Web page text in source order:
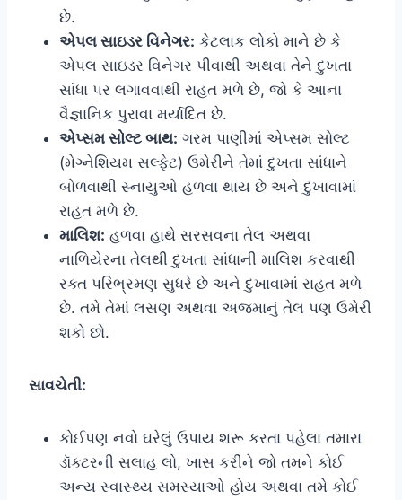
છે.
એપલ સાઇડર વિનેગર: કેટલાક લોકો માને છે કે
એપલ સાઇડર વિનેગર પીવાથી અથવા તેને દુખતા
સાંધા પર લગાવવાથી રાહત મળે છે, જો કે આના
વૈજ્ઞાનિક પુરાવા મર્યાદિત છે.
એપ્સમ સોલ્ટ બાથ: ગરમ પાણીમાં એપ્સમ સોલ્ટ
(મેગ્નેશિયમ સલ્ફેટ) ઉમેરીને તેમાં દુખતા સાંધાને
બોળવાથી સ્નાયુઓ હળવા થાય છે અને દુખાવામાં
રાહત મળે છે.
માલિશ: હળવા હાથે સરસવના તેલ અથવા
નાળિયેરના તેલથી દુખતા સાંધાની માલિશ કરવાથી
રક્ત પરિભ્રમણ સુધરે છે અને દુખાવામાં રાહત મળે
છે. તમે તેમાં લસણ અથવા અજમાનું તેલ પણ ઉમેરી
શકો છો.
સાવચેતી:
કોઈપણ નવો ઘરેલું ઉપાય શરૂ કરતા પહેલા તમારા
ડૉક્ટરની સલાહ લો, ખાસ કરીને જો તમને કોઈ
અન્ય સ્વાસ્થ્ય સમસ્યાઓ હોય અથવા તમે કોઈ